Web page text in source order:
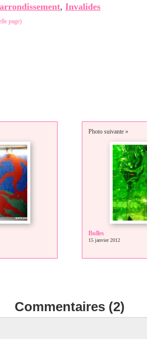
, Invalides
page)
Photo suivante »
Bulles
15 janvier 2012
Commentaires (2)